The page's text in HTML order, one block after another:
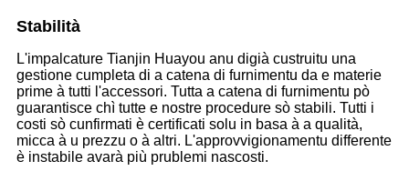
Stabilità
L'impalcature Tianjin Huayou anu digià custruitu una
gestione cumpleta di a catena di furnimentu da e materie
prime à tutti l'accessori. Tutta a catena di furnimentu pò
guarantisce chì tutte e nostre procedure sò stabili. Tutti i
costi sò cunfirmati è certificati solu in basa à a qualità,
micca à u prezzu o à altri. L'approvvigionamentu differente
è instabile avarà più prublemi nascosti.